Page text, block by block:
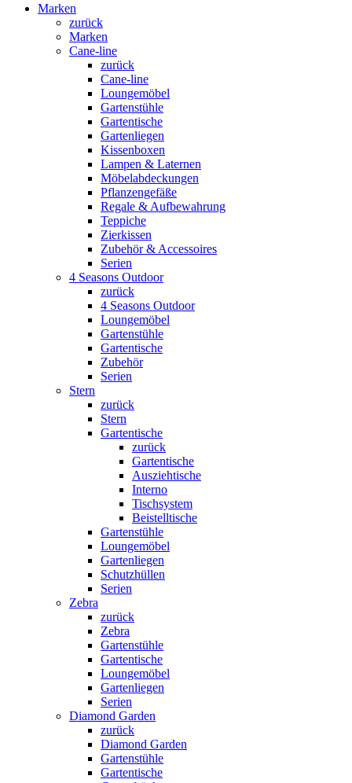
Marken
zurück
Marken
Cane-line
zurück
Cane-line
Loungemöbel
Gartenstühle
Gartentische
Gartenliegen
Kissenboxen
Lampen & Laternen
Möbelabdeckungen
Pflanzengefäße
Regale & Aufbewahrung
Teppiche
Zierkissen
Zubehör & Accessoires
Serien
4 Seasons Outdoor
zurück
4 Seasons Outdoor
Loungemöbel
Gartenstühle
Gartentische
Zubehör
Serien
Stern
zurück
Stern
Gartentische
zurück
Gartentische
Ausziehtische
Interno
Tischsystem
Beistelltische
Gartenstühle
Loungemöbel
Gartenliegen
Schutzhüllen
Serien
Zebra
zurück
Zebra
Gartenstühle
Gartentische
Loungemöbel
Gartenliegen
Serien
Diamond Garden
zurück
Diamond Garden
Gartenstühle
Gartentische